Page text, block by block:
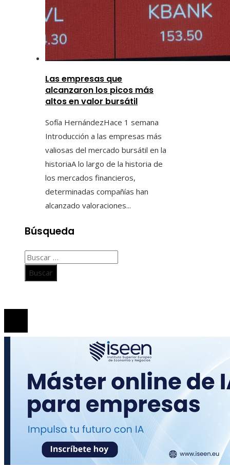
Las empresas que
alcanzaron los picos más
altos en valor bursátil
Sofía HernándezHace 1 semana
Introducción a las empresas más
valiosas del mercado bursátil en la
historiaA lo largo de la historia de
los mercados financieros,
determinadas compañías han
alcanzado valoraciones...
Búsqueda
Buscar: